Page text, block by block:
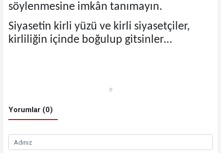
söylenmesine imkân tanımayın.
Siyasetin kirli yüzü ve kirli siyasetçiler,
kirliliğin içinde boğulup gitsinler…
#
Yorumlar (0)